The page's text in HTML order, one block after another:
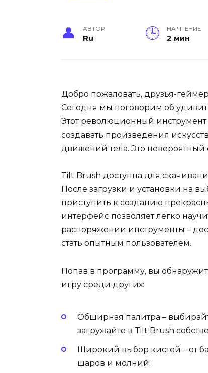
АВТОР
Ru
НА ЧТЕНИЕ
2 мин
Добро пожаловать, друзья-
Сегодня мы поговорим об
Этот революционный инструмент
создавать произведения
движений тела. Это невероятный
Tilt Brush доступна для
После загрузки и установки на
приступить к созданию
интерфейс позволяет легко
распоряжении инструменты –
стать опытным пользователем.
Попав в программу, вы
игру среди других:
Обширная палитра –
загружайте в Tilt Brush
Широкий выбор кистей – от
шаров и молний;